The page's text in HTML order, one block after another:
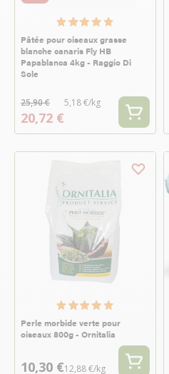
Pâtée pour oiseaux grasse
blanche canaris Fly HB
Papablanca 4kg - Raggio Di
Sole
25,90 €
20,72 €
5,18 €/kg
Perle morbide verte pour
oiseaux 800g - Ornitalia
10,30 €12,88 €/kg